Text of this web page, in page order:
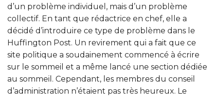
d’un problème individuel, mais d’un problème
collectif. En tant que rédactrice en chef, elle a
décidé d’introduire ce type de problème dans le
Huffington Post. Un revirement qui a fait que ce
site politique a soudainement commencé à écrire
sur le sommeil et a même lancé une section dédiée
au sommeil. Cependant, les membres du conseil
d’administration n’étaient pas très heureux. Le